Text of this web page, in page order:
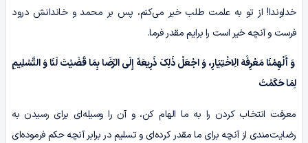
خداوندا! از تو به علمت طلب خیر می‌کنم، پس بر محمد و خاندانش درود
فرست و آنچه خیر است را برایم مقدر فرما.
وَ أَلْهِمْنَا مَعْرِفَهَ الِاخْتِیَارِ، وَ اجْعَلْ ذَلِکَ ذَرِیعَهً إِلَى الرِّضَا بِمَا قَضَیْتَ لَنَا وَ التَّسْلِیمِ
لِمَا حَکَمْتَ
معرفت انتخاب کردن را به ما الهام کن، و آن را وسیله‌ای برای رسیدن به
رضایت‌مندی از آنچه برای ما مقدر کرده‌ای و تسلیم در برابر آنچه حکم فرموده‌ای